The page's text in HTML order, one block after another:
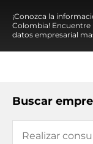
¡Conozca la
Colombia! Encuentre
datos empresarial
Buscar